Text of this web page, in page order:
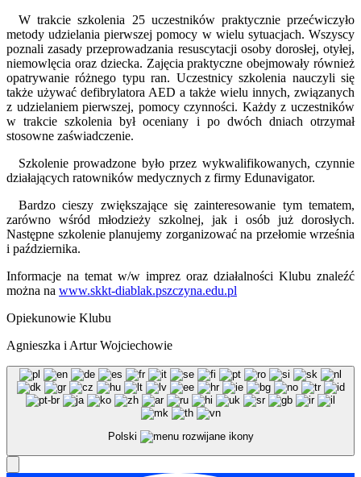
W trakcie szkolenia 25 uczestników praktycznie przećwiczyło
metody udzielania pierwszej pomocy w wielu sytuacjach. Wszyscy
poznali zasady przeprowadzania resuscytacji osoby dorosłej, otyłej,
niemowlęcia oraz dziecka. Zajęcia praktyczne obejmowały również
opatrywanie różnego typu ran. Uczestnicy szkolenia nauczyli się
także używać defibrylatora AED a także wielu innych, związanych
z udzielaniem pierwszej, pomocy czynności. Każdy z uczestników
w trakcie szkolenia był oceniany i po dwóch dniach otrzymał
stosowne zaświadczenie.
Szkolenie prowadzone było przez wykwalifikowanych, czynnie
działających ratowników medycznych z firmy Edunavigator.
Bardzo cieszy zwiększające się zainteresowanie tym tematem,
zarówno wśród młodzieży szkolnej, jak i osób już dorosłych.
Następne szkolenie planujemy zorganizować na przełomie września
i października.
Informacje na temat w/w imprez oraz działalności Klubu znaleźć
można na www.skkt-diablak.pszczyna.edu.pl
Opiekunowie Klubu
Agnieszka i Artur Wojciechowie
Polski